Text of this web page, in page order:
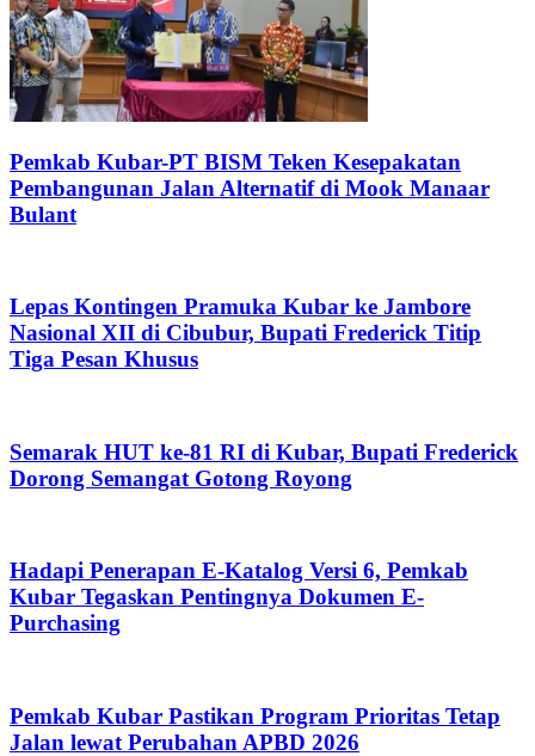
Pemkab Kubar-PT BISM Teken Kesepakatan
Pembangunan Jalan Alternatif di Mook Manaar
Bulant
Lepas Kontingen Pramuka Kubar ke Jambore
Nasional XII di Cibubur, Bupati Frederick Titip
Tiga Pesan Khusus
Semarak HUT ke-81 RI di Kubar, Bupati Frederick
Dorong Semangat Gotong Royong
Hadapi Penerapan E-Katalog Versi 6, Pemkab
Kubar Tegaskan Pentingnya Dokumen E-
Purchasing
Pemkab Kubar Pastikan Program Prioritas Tetap
Jalan lewat Perubahan APBD 2026